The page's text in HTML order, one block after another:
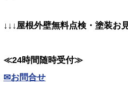
↓↓↓屋根外壁無料点検・塗装お
≪24時間随時受付≫
✉お問合せ